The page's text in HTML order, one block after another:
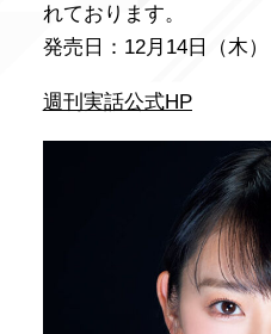
れております。
発売日：12月14日（木）
週刊実話公式HP